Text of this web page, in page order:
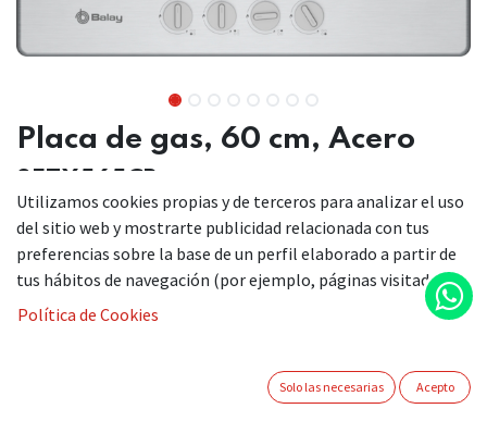
Placa de gas, 60 cm, Acero
Ese toque tradicional de la cocina de gas junto con un aporte
de innovación y estética, es el sueño de cualquier cocinero.
El quemador wok regula el fuego para cocinar todo tipo
Utilizamos cookies propias y de terceros para analizar el uso
del sitio web y mostrarte publicidad relacionada con tus
preferencias sobre la base de un perfil elaborado a partir de
tus hábitos de navegación (por ejemplo, páginas visitadas).
Política de Cookies
Solo las necesarias Acepto